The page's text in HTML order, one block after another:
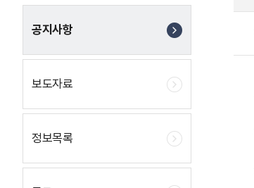
공지사항
보도자료
정보목록